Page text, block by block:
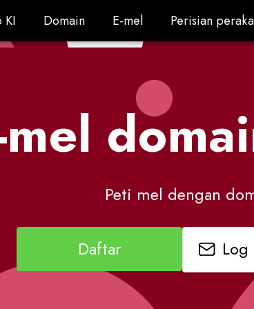
KI
KI Domain
Domain E-mel
E-mel Perisian
Perisian
mel
Peti mel dengan
Daftar